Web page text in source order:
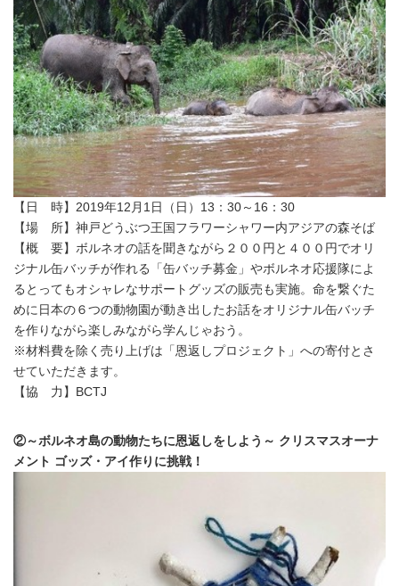
【日 時】2019年12月1日（日）13：30～16：30
【場 所】神戸どうぶつ王国フラワーシャワー内アジアの森そば
【概 要】ボルネオの話を聞きながら２００円と４００円でオリ
ジナル缶バッチが作れる「缶バッチ募金」やボルネオ応援隊によ
るとってもオシャレなサポートグッズの販売も実施。命を繋ぐた
めに日本の６つの動物園が動き出したお話をオリジナル缶バッチ
を作りながら楽しみながら学んじゃおう。
※材料費を除く売り上げは「恩返しプロジェクト」への寄付とさ
せていただきます。
【協 力】BCTJ
②～ボルネオ島の動物たちに恩返しをしよう～ クリスマスオーナ
メント ゴッズ・アイ作りに挑戦！